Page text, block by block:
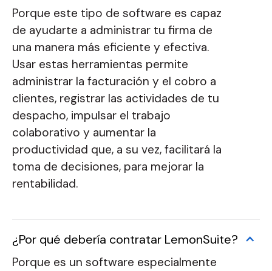
Porque este tipo de software es capaz
de ayudarte a administrar tu firma de
una manera más eficiente y efectiva.
Usar estas herramientas permite
administrar la facturación y el cobro a
clientes, registrar las actividades de tu
despacho, impulsar el trabajo
colaborativo y aumentar la
productividad que, a su vez, facilitará la
toma de decisiones, para mejorar la
rentabilidad.
¿Por qué debería contratar LemonSuite?
Porque es un software especialmente